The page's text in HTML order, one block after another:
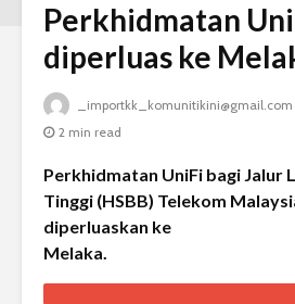
Perkhidmatan
diperluas ke
_importkk_komunitikini@gmail.com
2 min read
Perkhidmatan UniFi bagi Jalur
Tinggi (HSBB) Telekom
diperluaskan ke
Melaka.